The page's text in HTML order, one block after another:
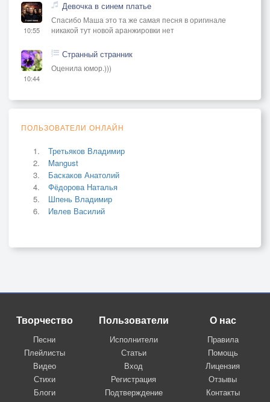
10:55
Девочка в синем платье
Спасибо Маша это та же самая песня в оригинале
никакой тут новой аранжировки нет
10:44
Странный странник
Оценила юмор.)))
ПОЛЬЗОВАТЕЛИ ОНЛАЙН
Третьяков Владимир
Mangust
Баскаков Анатолий
Фёдорова Наталья
Шпень Владимир
Ивлев Василий
Творчество
Песни
Плейлисты
Видео
Стихи
Блоги
Пользователи
Исполнители
Статьи
Вход
Регистрация
Подтверждение
О нас
Правила
Помощь
Лицензия
Отзывы
Контакты